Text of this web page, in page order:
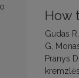
How
Gudas
G,
Pranys